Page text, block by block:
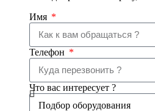
Имя
Телефон
Что вас интересует ?